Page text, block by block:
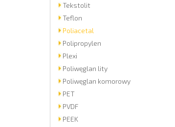
Tekstolit
Teflon
Poliacetal
Polipropylen
Plexi
Poliwęglan lity
Poliwęglan komorowy
PET
PVDF
PEEK